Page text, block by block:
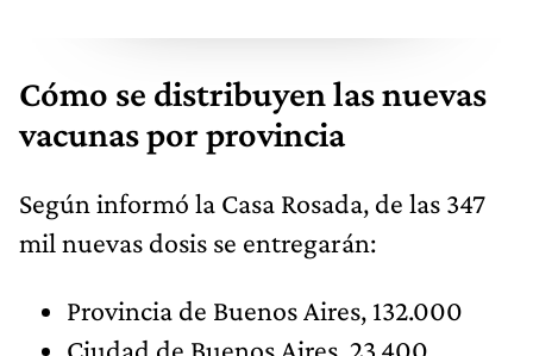
Cómo se distribuyen las nuevas
vacunas por provincia
Según informó la Casa Rosada, de las 347
mil nuevas dosis se entregarán:
Provincia de Buenos Aires, 132.000
Ciudad de Buenos Aires, 23.400